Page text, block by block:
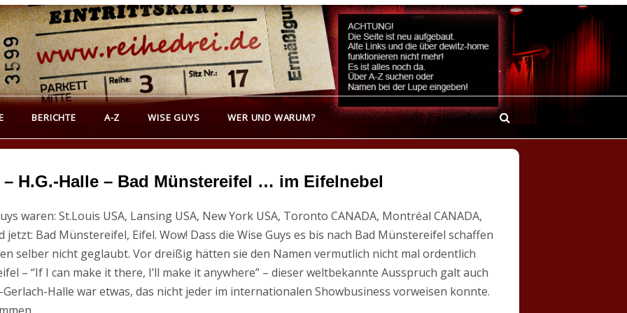
über Groß- und Kleinkunst
BERICHTE A-Z WISE GUYS WER UND WARUM?
– H.G.-Halle – Bad Münstereifel … im Eifelnebel
waren: St.Louis USA, Lansing USA, New York USA, Toronto CANADA, Montréal CANADA,
jetzt: Bad Münstereifel, Eifel. Wow! Dass die Wise Guys es bis nach Bad Münstereifel schaffen
selber nicht geglaubt. Vor dreißig hätten sie den Namen vermutlich nicht mal ordentlich
– “If I can make it there, I’ll make it anywhere” – dieser weltbekannte Ausspruch galt auch
Halle war etwas, das nicht jeder im internationalen Showbusiness vorweisen konnte.